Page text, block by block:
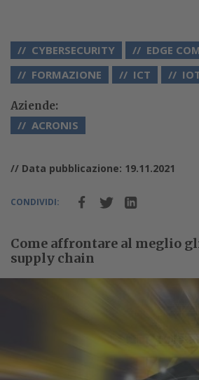
CYBERSECURITY
EDGE
FORMAZIONE
ICT
Aziende:
ACRONIS
// Data pubblicazione: 19.11.2021
CONDIVIDI:
Come affrontare al meglio
supply chain